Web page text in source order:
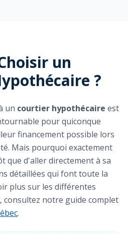
un
?
un courtier hypothécaire est
pour quiconque
financement possible lors
Mais pourquoi exactement
que d'aller directement à sa
détaillées qui font toute la
plus sur les différentes
consultez notre guide complet
.